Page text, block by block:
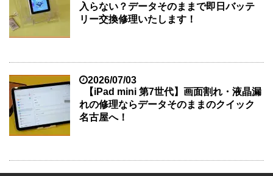
入らない？データそのままで即日バッテ
リー交換修理いたします！
2026/07/03
【iPad mini 第7世代】画面割れ・液晶漏
れの修理ならデータそのままのクイック
名古屋へ！